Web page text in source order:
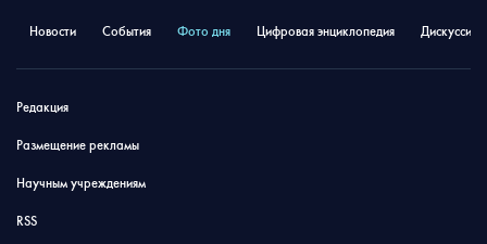
Новости События Фото дня Цифровая энциклопедия
Редакция
Размещение рекламы
Научным учреждениям
RSS